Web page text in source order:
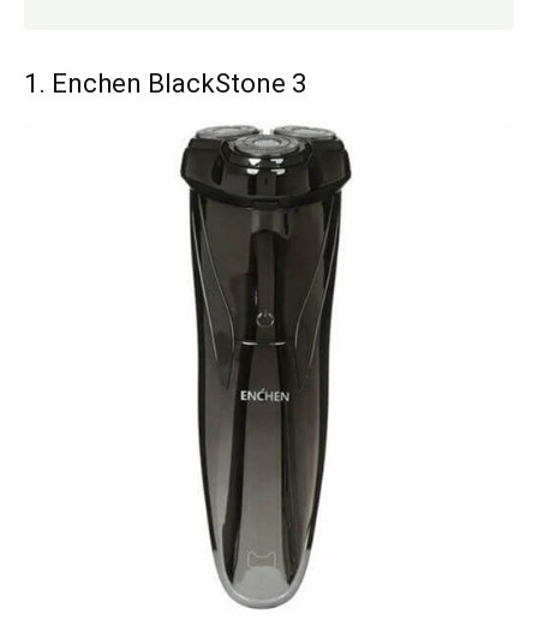
1. Enchen BlackStone 3